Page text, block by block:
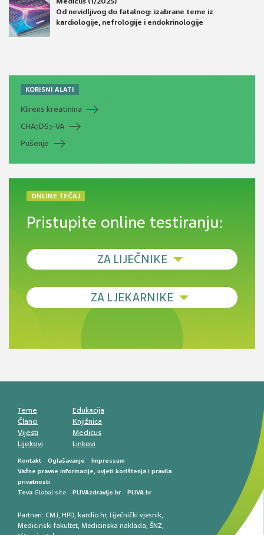
Od nevidljivog do fatalnog: izabrane teme iz
kardiologije, nefrologije i endokrinologije
KORISNI ALATI
Klirens kreatinina
CHA2DS2-VA
Pušenje
ONLINE TEČAJ
Pristupite online testiranju:
ZA LIJEČNIKE
Debljina - od prevencije do personalizirane
Novi pogled na migrenu: komorbiditeti, spolne
razlike i nove terapije
smetnji do rane onkološke dijagnostike
ZA LJEKARNIKE
Antikoagulansi u ljekarničkoj praksi –
Teme
Članci
Vijesti
Lijekovi
Edukacija
Knjižnica
Medicus
Linkovi
Kontakt Oglašavanje
Impressum
Važne pravne informacije, uvjeti korištenja i pravila
privatnosti
Teva Global site PLIVAzdravlje.hr PLIVA.hr
Partneri: CMJ, HPD, kardio.hr, Liječnički vjesnik,
Medicinski fakultet, Medicinska naklada, ŠNZ,